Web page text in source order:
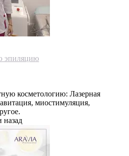
эпиляцию
косметологию: Лазерная
миостимуляция,
назад